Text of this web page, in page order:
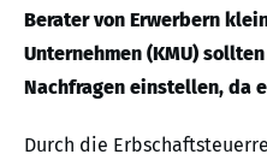
Berater von Erwerbern
Unternehmen (KMU)
Nachfragen einstellen, da
Durch die